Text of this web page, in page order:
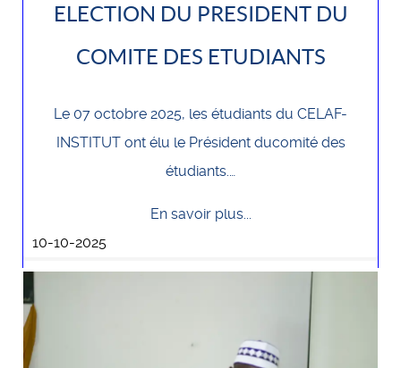
ELECTION DU PRESIDENT DU
COMITE DES ETUDIANTS
Le 07 octobre 2025, les étudiants du CELAF-
INSTITUT ont élu le Président ducomité des
étudiants.…
En savoir plus...
10-10-2025